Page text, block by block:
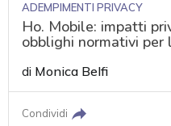
ADEMPIMENTI PRIVACY
Ho. Mobile: impatti
obblighi normativi
di Monica Belfi
Condividi